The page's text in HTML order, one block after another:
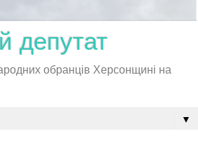
депутат
обранців Херсонщині на
▼